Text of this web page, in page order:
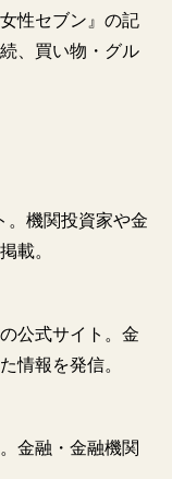
性セブン』の記
、買い物・グル
。機関投資家や金
載。
公式サイト。金
情報を発信。
金融・金融機関